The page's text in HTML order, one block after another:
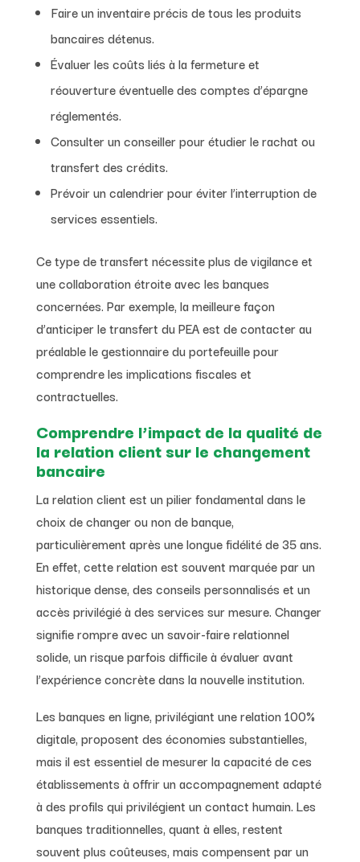
Faire un inventaire précis de tous les produits
bancaires détenus.
Évaluer les coûts liés à la fermeture et
réouverture éventuelle des comptes d’épargne
réglementés.
Consulter un conseiller pour étudier le rachat ou
transfert des crédits.
Prévoir un calendrier pour éviter l’interruption de
services essentiels.
Ce type de transfert nécessite plus de vigilance et
une collaboration étroite avec les banques
concernées. Par exemple, la meilleure façon
d’anticiper le transfert du PEA est de contacter au
préalable le gestionnaire du portefeuille pour
comprendre les implications fiscales et
contractuelles.
Comprendre l’impact de la qualité de
la relation client sur le changement
bancaire
La relation client est un pilier fondamental dans le
choix de changer ou non de banque,
particulièrement après une longue fidélité de 35 ans.
En effet, cette relation est souvent marquée par un
historique dense, des conseils personnalisés et un
accès privilégié à des services sur mesure. Changer
signifie rompre avec un savoir-faire relationnel
solide, un risque parfois difficile à évaluer avant
l’expérience concrète dans la nouvelle institution.
Les banques en ligne, privilégiant une relation 100%
digitale, proposent des économies substantielles,
mais il est essentiel de mesurer la capacité de ces
établissements à offrir un accompagnement adapté
à des profils qui privilégient un contact humain. Les
banques traditionnelles, quant à elles, restent
souvent plus coûteuses, mais compensent par un